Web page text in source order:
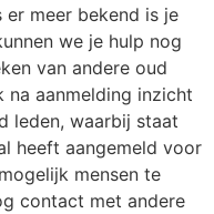
meer bekend is je
we je hulp nog
van andere oud
na aanmelding inzicht
leden, waarbij staat
heeft aangemeld voor
mensen te
contact met andere